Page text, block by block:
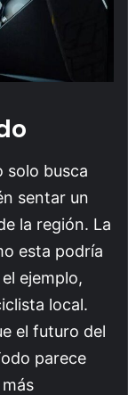
solo busca
sentar un
la región. La
esta podría
ejemplo,
local.
el futuro del
parece